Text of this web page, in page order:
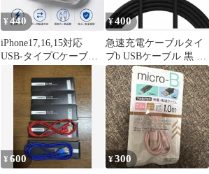
¥440
iPhone17,16,15対応
USB-タイプCケーブル
1m1本高速充電器
¥400
急速充電ケーブルタイ
プb USBケーブル 黒 2m
2本セット
¥600 ¥300